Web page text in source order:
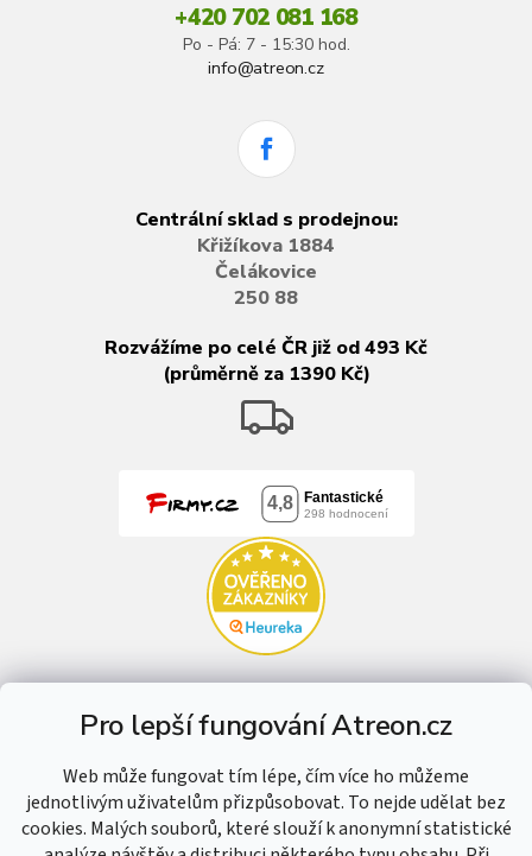
Pro lepší fungování Atreon.cz
Web může fungovat tím lépe, čím více ho můžeme
jednotlivým uživatelům přizpůsobovat. To nejde udělat bez
cookies. Malých souborů, které slouží k anonymní statistické
+420 702 081 168
Po - Pá: 7 - 15:30 hod.
info@atreon.cz
Centrální sklad s prodejnou:
Křižíkova 1884
Čelákovice
250 88
Rozvážíme po celé ČR již od 493 Kč
(průměrně za 1390 Kč)